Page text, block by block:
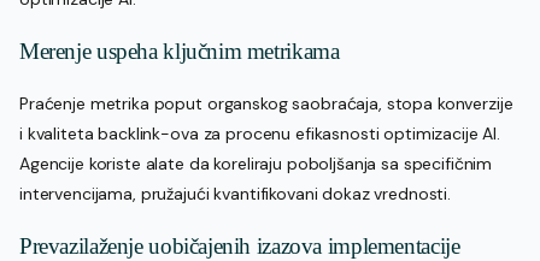
Merenje uspeha ključnim metrikama
Praćenje metrika poput organskog saobraćaja, stopa konverzije
i kvaliteta backlink-ova za procenu efikasnosti optimizacije AI.
Agencije koriste alate da koreliraju poboljšanja sa specifičnim
intervencijama, pružajući kvantifikovani dokaz vrednosti.
Prevazilaženje uobičajenih izazova implementacije